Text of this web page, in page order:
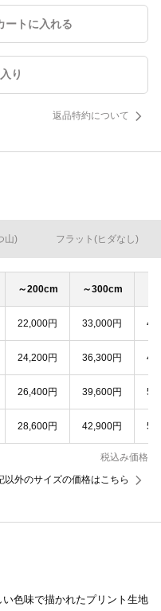
ートに入れる
り
返品特約について
山) フラット(ヒダなし)
～200cm ～300cm
22,000円 33,000円
24,200円 36,300円
26,400円 39,600円
28,600円 42,900円
税込み価格
以外のサイズの価格はこちら
色味で描かれたプリント生地